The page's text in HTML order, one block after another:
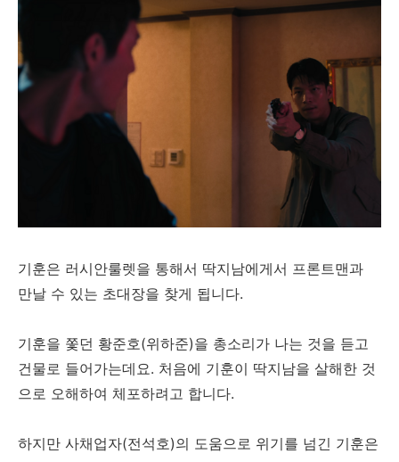
기훈은 러시안룰렛을 통해서 딱지남에게서 프론트맨과
만날 수 있는 초대장을 찾게 됩니다.
기훈을 쫓던 황준호(위하준)을 총소리가 나는 것을 듣고
건물로 들어가는데요. 처음에 기훈이 딱지남을 살해한 것
으로 오해하여 체포하려고 합니다.
하지만 사채업자(전석호)의 도움으로 위기를 넘긴 기훈은